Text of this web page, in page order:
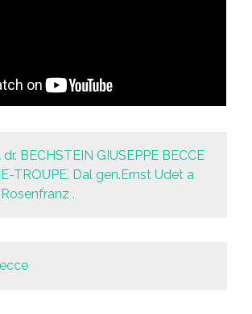
BECHSTEIN GIUSEPPE BECCE
TROUPE. Dal gen.Ernst Udet a
.